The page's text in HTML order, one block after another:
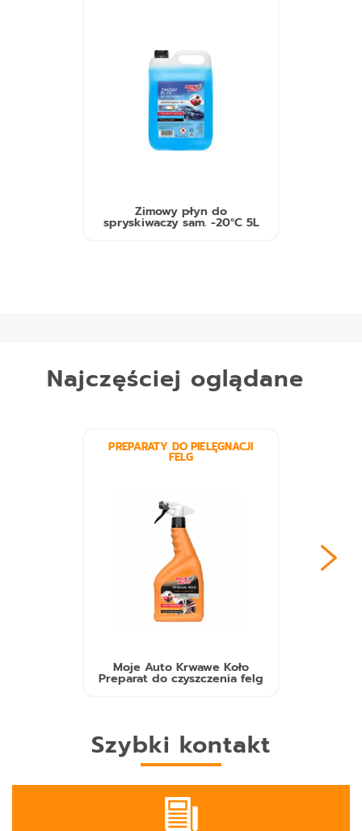
Zimowy płyn do
spryskiwaczy sam. -20°C 5L
Najczęściej oglądane
PREPARATY DO PIELĘGNACJI
FELG
Moje Auto Krwawe Koło
Preparat do czyszczenia felg
Szybki kontakt